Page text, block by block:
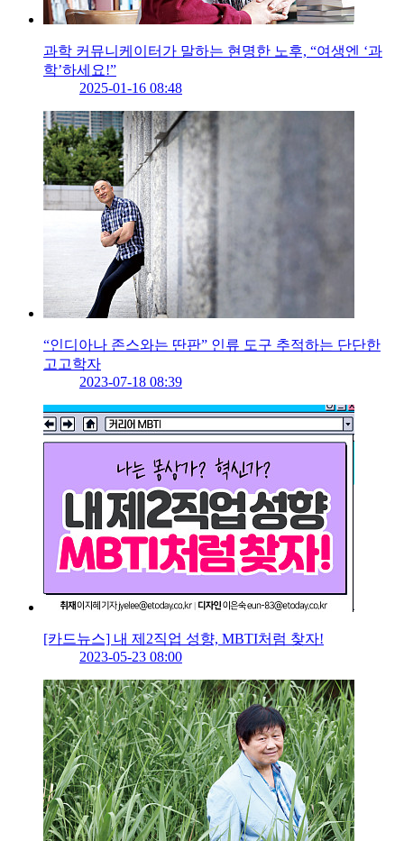
과학 커뮤니케이터가 말하는 현명한 노후, “여생엔 ‘과
학’하세요!”
2025-01-16 08:48
“인디아나 존스와는 딴판” 인류 도구 추적하는 단단한
고고학자
2023-07-18 08:39
[카드뉴스] 내 제2직업 성향, MBTI처럼 찾자!
2023-05-23 08:00